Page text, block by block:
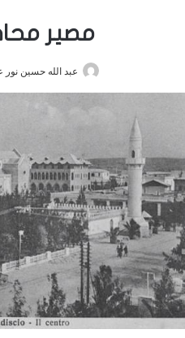
مصير
عبد الله حسين نور